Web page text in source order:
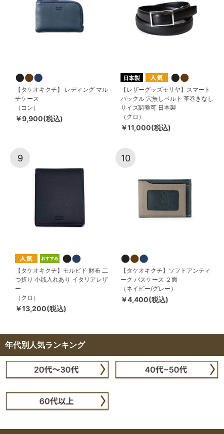
【タケオキクチ】 レディング マル
チケース
（コン）
￥9,900(税込)
【レザーグッズモリヤ】スマート
バックル 穴無しベルト 革巻きなし
サイズ調整可 日本製
（クロ）
￥11,000(税込)
9
【タケオキクチ】モルビド 財布 二
つ折り 小銭入れあり イタリアレザ
ー
（クロ）
￥13,200(税込)
10
【タケオキクチ】ソフトアンティ
ーク パスケース ２面
（ネイビー/グレー）
￥4,400(税込)
年代別人気ランキング